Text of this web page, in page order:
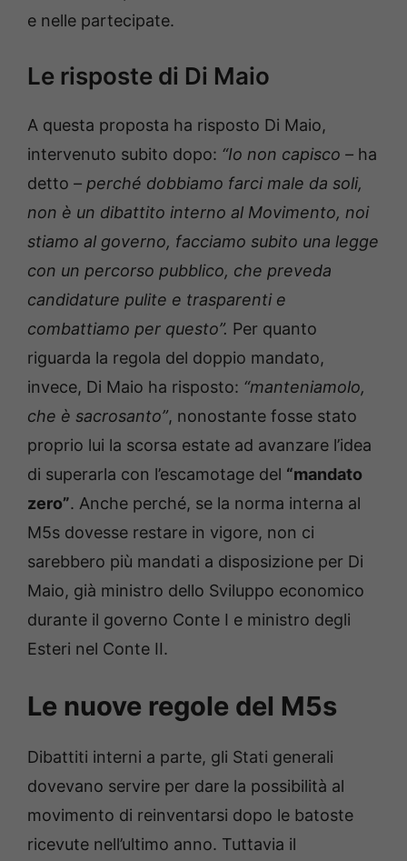
e nelle partecipate.
Le risposte di Di Maio
A questa proposta ha risposto Di Maio,
intervenuto subito dopo: “Io non capisco – ha
detto – perché dobbiamo farci male da soli,
non è un dibattito interno al Movimento, noi
stiamo al governo, facciamo subito una legge
con un percorso pubblico, che preveda
candidature pulite e trasparenti e
combattiamo per questo”. Per quanto
riguarda la regola del doppio mandato,
invece, Di Maio ha risposto: “manteniamolo,
che è sacrosanto”, nonostante fosse stato
proprio lui la scorsa estate ad avanzare l’idea
di superarla con l’escamotage del “mandato
zero”. Anche perché, se la norma interna al
M5s dovesse restare in vigore, non ci
sarebbero più mandati a disposizione per Di
Maio, già ministro dello Sviluppo economico
durante il governo Conte I e ministro degli
Esteri nel Conte II.
Le nuove regole del M5s
Dibattiti interni a parte, gli Stati generali
dovevano servire per dare la possibilità al
movimento di reinventarsi dopo le batoste
ricevute nell’ultimo anno. Tuttavia il